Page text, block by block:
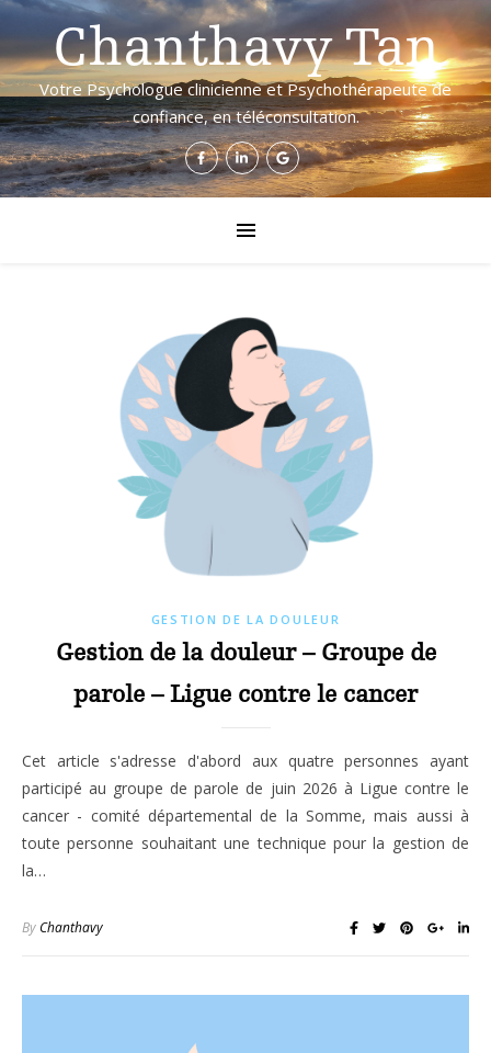
Chanthavy Tan
Votre Psychologue clinicienne et Psychothérapeute de
confiance, en téléconsultation.
GESTION DE LA DOULEUR
Gestion de la douleur – Groupe de
parole – Ligue contre le cancer
Cet article s'adresse d'abord aux quatre personnes ayant
participé au groupe de parole de juin 2026 à Ligue contre le
cancer - comité départemental de la Somme, mais aussi à
toute personne souhaitant une technique pour la gestion de
la…
ByChanthavy